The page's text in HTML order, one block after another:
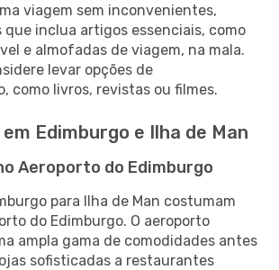
viagem sem inconvenientes,
que inclua artigos essenciais, como
e almofadas de viagem, na mala.
levar opções de
como livros, revistas ou filmes.
Edimburgo e Ilha de Man
Aeroporto do Edimburgo
para Ilha de Man costumam
do Edimburgo. O aeroporto
ampla gama de comodidades antes
sofisticadas a restaurantes